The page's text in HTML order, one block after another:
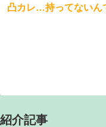
凸カレ…持ってないん
紹介記事